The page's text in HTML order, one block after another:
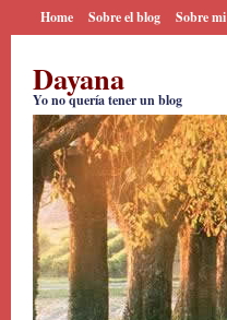
Home Sobre el blog Sobre mi
Dayana
Yo no quería tener un blog